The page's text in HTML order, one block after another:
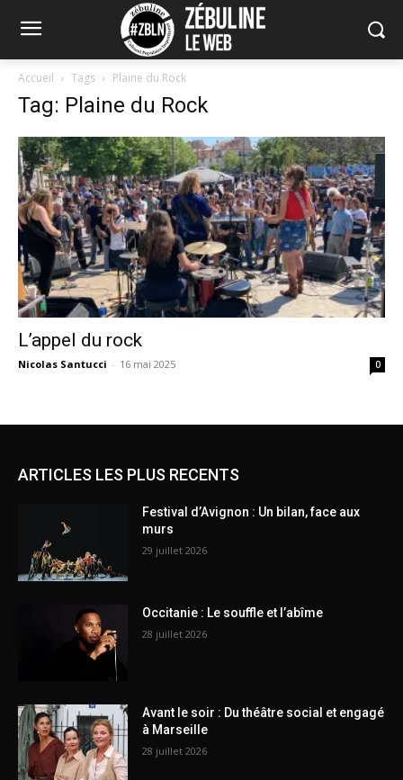
Accueil Tags Plaine du Rock
Tag: Plaine du Rock
L’appel du rock
Nicolas Santucci - 16 mai 2025 0
ARTICLES LES PLUS RECENTS
Festival d’Avignon : Un bilan, face aux
murs
29 juillet 2026
Occitanie : Le souffle et l’abîme
28 juillet 2026
Avant le soir : Du théâtre social et engagé
à Marseille
28 juillet 2026